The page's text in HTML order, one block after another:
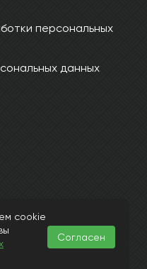
персональных
данных
2026
данного сайта, носит
и ни при каких
публичной офертой,
Гражданского Кодекса РФ.
неточности или ошибки в
cookie
Согласен